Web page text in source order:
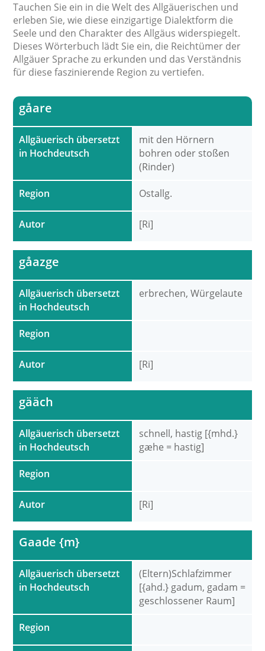
Tauchen Sie ein in die Welt des Allgäuerischen und
erleben Sie, wie diese einzigartige Dialektform die
Seele und den Charakter des Allgäus widerspiegelt.
Dieses Wörterbuch lädt Sie ein, die Reichtümer der
Allgäuer Sprache zu erkunden und das Verständnis
für diese faszinierende Region zu vertiefen.
Allgäuerisch übersetzt
in Hochdeutsch
Region
Autor
gåare
mit den Hörnern
bohren oder stoßen
(Rinder)
Ostallg.
[Ri]
Allgäuerisch übersetzt
in Hochdeutsch
Region
Autor
gåazge
erbrechen, Würgelaute
[Ri]
Allgäuerisch übersetzt
in Hochdeutsch
Region
Autor
gääch
schnell, hastig [{mhd.}
gæhe = hastig]
[Ri]
Allgäuerisch übersetzt
in Hochdeutsch
Region
Gaade {m}
(Eltern)Schlafzimmer
[{ahd.} gadum, gadam =
geschlossener Raum]